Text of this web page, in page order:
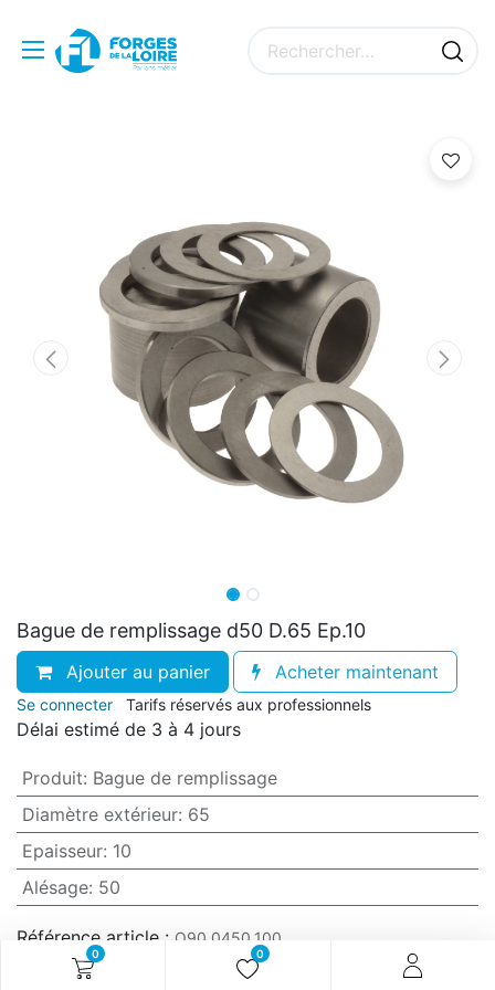
0 0
Bague de remplissage d50 D.65 Ep.10
Ajouter au panier Acheter maintenant
Se connecter Tarifs réservés aux professionnels
Délai estimé de 3 à 4 jours
Produit: Bague de remplissage
Diamètre extérieur: 65
Epaisseur: 10
Alésage: 50
Référence article : O90.0450.100